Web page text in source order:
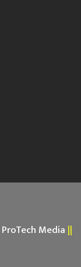
ProTech Media ||